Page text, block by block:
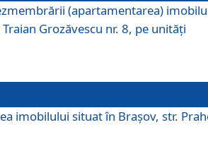
(apartamentarea)
Grozăvescu nr. 8, pe unităţi
imobilului situat în Braşov, str.